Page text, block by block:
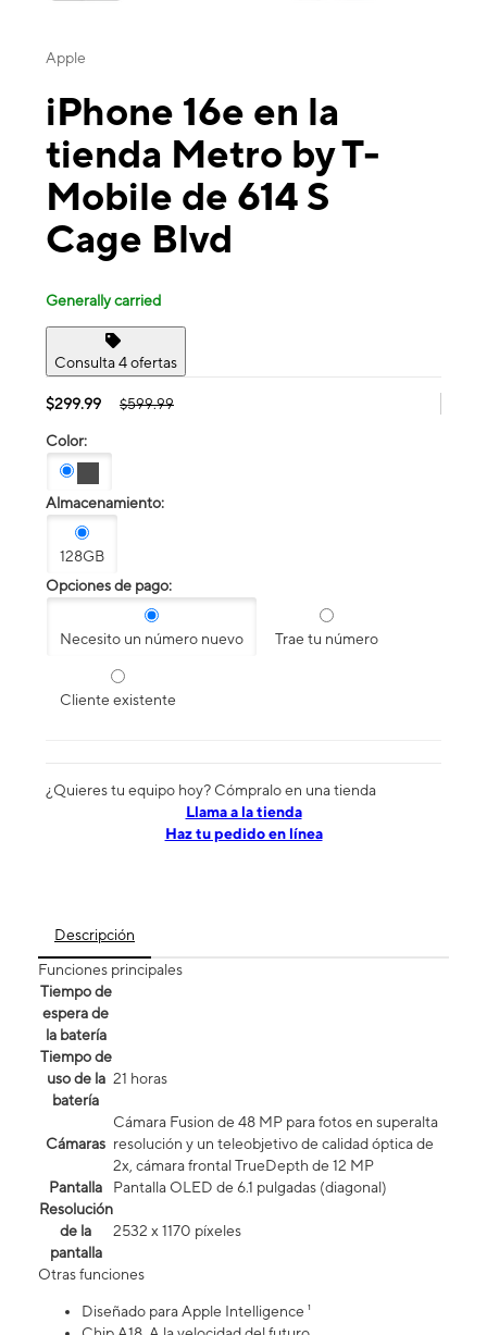
Apple
iPhone 16e en la
tienda Metro by T-
Mobile de 614 S
Cage Blvd
Generally carried
Consulta 4 ofertas
$299.99 $599.99
Color:
Almacenamiento:
128GB
Opciones de pago:
Necesito un número nuevo Trae tu número
Cliente existente
¿Quieres tu equipo hoy? Cómpralo en una tienda
​​​​​​​Llama a la tienda
Haz tu pedido en línea
Descripción
Funciones principales
Tiempo de
espera de
la batería
Tiempo de
uso de la
batería
21 horas
Cámaras
Cámara Fusion de 48 MP para fotos en superalta
resolución y un teleobjetivo de calidad óptica de
2x, cámara frontal TrueDepth de 12 MP
Pantalla
Pantalla OLED de 6.1 pulgadas (diagonal)
Resolución
de la
pantalla
2532 x 1170 píxeles
Otras funciones
Diseñado para Apple Intelligence ¹